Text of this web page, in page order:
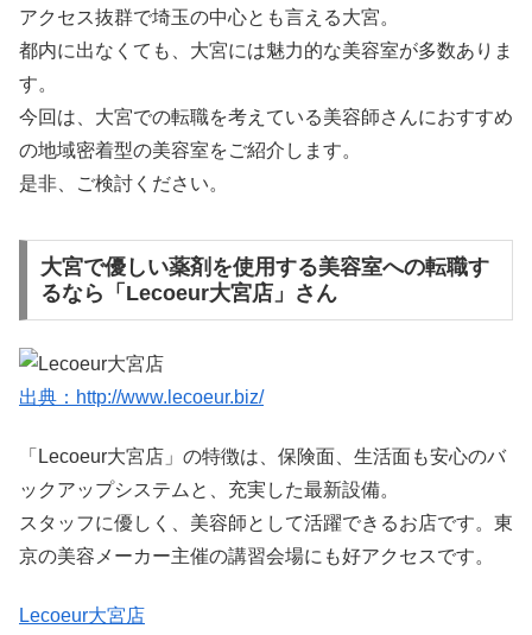
アクセス抜群で埼玉の中心とも言える大宮。
都内に出なくても、大宮には魅力的な美容室が多数ありま
す。
今回は、大宮での転職を考えている美容師さんにおすすめ
の地域密着型の美容室をご紹介します。
是非、ご検討ください。
大宮で優しい薬剤を使用する美容室への転職す
るなら「Lecoeur大宮店」さん
出典：http://www.lecoeur.biz/
「Lecoeur大宮店」の特徴は、保険面、生活面も安心のバ
ックアップシステムと、充実した最新設備。
スタッフに優しく、美容師として活躍できるお店です。東
京の美容メーカー主催の講習会場にも好アクセスです。
Lecoeur大宮店